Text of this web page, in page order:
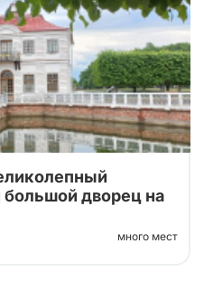
дворец на
много мест